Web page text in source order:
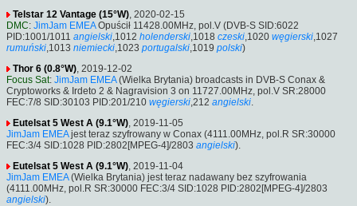
Telstar 12 Vantage (15°W), 2020-02-15
DMC: JimJam EMEAOpuścił 11428.00MHz, pol.V (DVB-S SID:6022
PID:1001/1011 angielski,1012 holenderski,1018 czeski,1020 węgierski,1027
rumuński,1013 niemiecki,1023 portugalski,1019 polski)
Thor 6 (0.8°W), 2019-12-02
Focus Sat: JimJam EMEA(Wielka Brytania) broadcasts in DVB-S Conax &
Cryptoworks & Irdeto 2 & Nagravision 3 on 11727.00MHz, pol.V SR:28000
FEC:7/8 SID:30103 PID:201/210 węgierski,212 angielski.
Eutelsat 5 West A (9.1°W), 2019-11-05
JimJam EMEAjest teraz szyfrowany w Conax (4111.00MHz, pol.R SR:30000
FEC:3/4 SID:1028 PID:2802[MPEG-4]/2803 angielski).
Eutelsat 5 West A (9.1°W), 2019-11-04
JimJam EMEA(Wielka Brytania) jest teraz nadawany bez szyfrowania
(4111.00MHz, pol.R SR:30000 FEC:3/4 SID:1028 PID:2802[MPEG-4]/2803
angielski).